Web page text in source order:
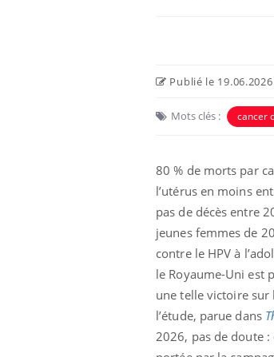
Publié le
Mots clés : cancer
80 % de morts par
l’utérus en moins
pas de décès entre
jeunes femmes de
contre le HPV à
le Royaume-Uni est
une telle victoire sur
l’étude, parue dans
2026, pas de doute :